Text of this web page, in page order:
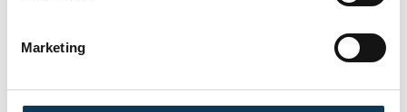
Marketing